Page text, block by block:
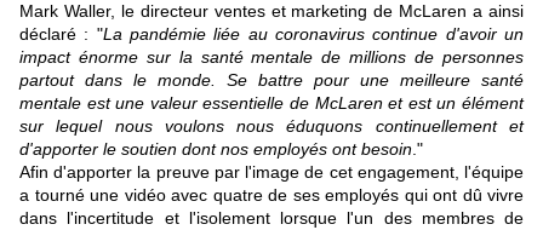
Mark Waller, le directeur ventes et marketing de McLaren a ainsi
déclaré : "La pandémie liée au coronavirus continue d'avoir un
impact énorme sur la santé mentale de millions de personnes
partout dans le monde. Se battre pour une meilleure santé
mentale est une valeur essentielle de McLaren et est un élément
sur lequel nous voulons nous éduquons continuellement et
d'apporter le soutien dont nos employés ont besoin ."
Afin d'apporter la preuve par l'image de cet engagement, l'équipe
a tourné une vidéo avec quatre de ses employés qui ont dû vivre
dans l'incertitude et l'isolement lorsque l'un des membres de